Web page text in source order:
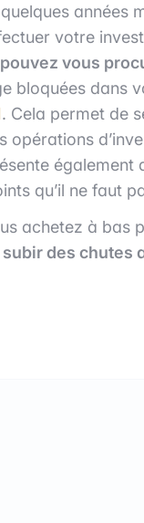
années
votre
vous
bloquées dans
. Cela permet de
également
qu’il ne faut
achetez à bas
des chutes